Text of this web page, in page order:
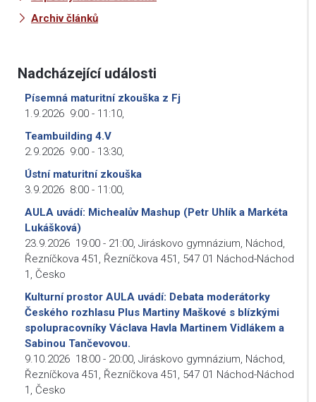
Archiv článků
Nadcházející události
Písemná maturitní zkouška z Fj
1.9.2026 9:00 - 11:10,
Teambuilding 4.V
2.9.2026 9:00 - 13:30,
Ústní maturitní zkouška
3.9.2026 8:00 - 11:00,
AULA uvádí: Michealův Mashup (Petr Uhlík a Markéta
Lukášková)
23.9.2026 19:00 - 21:00, Jiráskovo gymnázium, Náchod,
Řezníčkova 451, Řezníčkova 451, 547 01 Náchod-Náchod
1, Česko
Kulturní prostor AULA uvádí: Debata moderátorky
Českého rozhlasu Plus Martiny Maškové s blízkými
spolupracovníky Václava Havla Martinem Vidlákem a
Sabinou Tančevovou.
9.10.2026 18:00 - 20:00, Jiráskovo gymnázium, Náchod,
Řezníčkova 451, Řezníčkova 451, 547 01 Náchod-Náchod
1, Česko